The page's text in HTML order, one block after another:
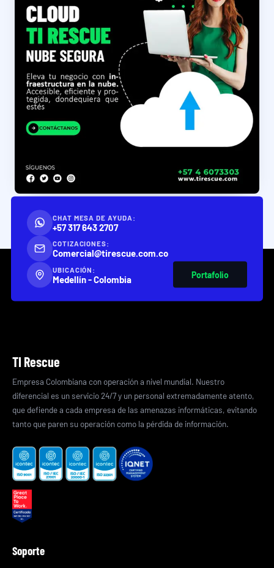
CHAT MESA DE AYUDA:
+57 317 643 2707
COTIZACIONES:
Comercial@tirescue.com.co
UBICACIÓN:
Medellín - Colombia Portafolio
TI Rescue
Empresa Colombiana con operación a nivel mundial. Nuestro
diferencial es un servicio 24/7 y un personal extremadamente atento,
que defiende a cada empresa de las amenazas informáticas, evitando
tanto que paren su operación como la pérdida de información.
Soporte